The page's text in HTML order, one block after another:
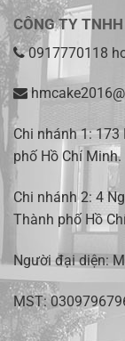
CÔNG TY
0917770118
Chi nhánh 1:173
phố Hồ Chí Minh.
Chi nhánh 2: 4
Thành phố Hồ
Người đại diện:
MST: